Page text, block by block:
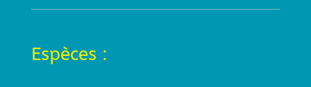
Espèces :